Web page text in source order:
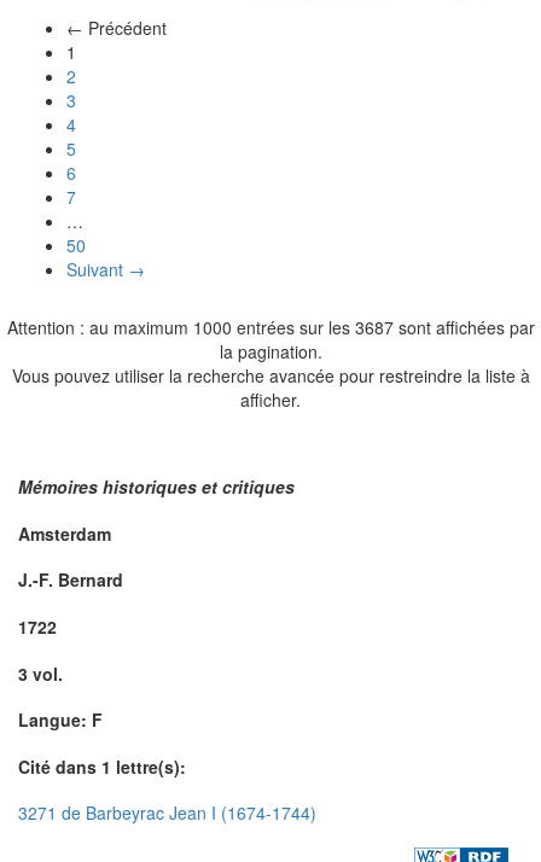
← Précédent
1
2
3
4
5
6
7
…
50
Suivant →
Attention : au maximum 1000 entrées sur les 3687 sont affichées par
la pagination.
Vous pouvez utiliser la recherche avancée pour restreindre la liste à
afficher.
Mémoires historiques et critiques
Amsterdam
J.-F. Bernard
1722
3 vol.
Langue: F
Cité dans 1 lettre(s):
3271 de Barbeyrac Jean I (1674-1744)